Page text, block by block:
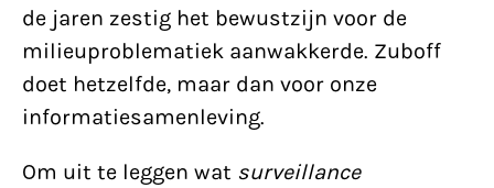
de jaren zestig het bewustzijn voor de
milieuproblematiek aanwakkerde. Zuboff
doet hetzelfde, maar dan voor onze
informatiesamenleving.
Om uit te leggen wat surveillance